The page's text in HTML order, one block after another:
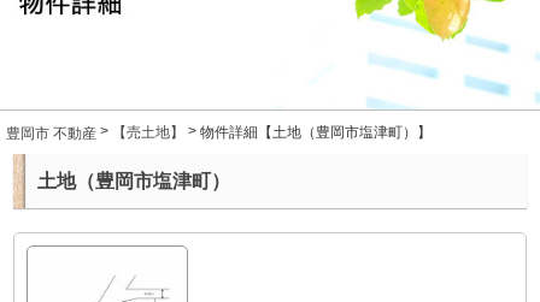
売りたい
貸したい
入居者の皆様へ
豊岡市 不動産 > 【売土地】 > 物件詳細【土地（豊岡市塩津町）】
土地（豊岡市塩津町）